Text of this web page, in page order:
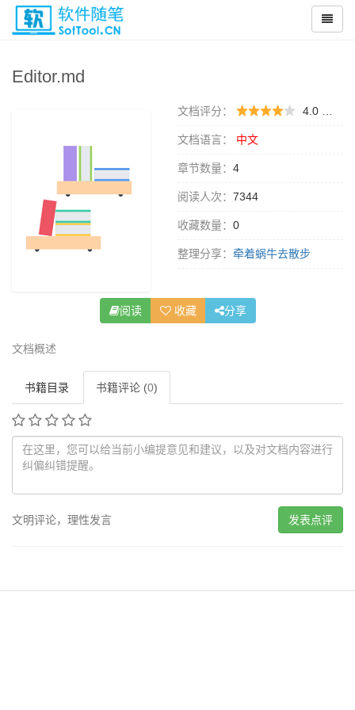
Editor.md
文档评分： 4.0 （
文档语言： 中文
章节数量： 4
阅读人次： 7344
收藏数量： 0
整理分享： 牵着蜗牛去散步
阅读 收藏 分享
文档概述
书籍目录 书籍评论 (0)
文明评论，理性发言